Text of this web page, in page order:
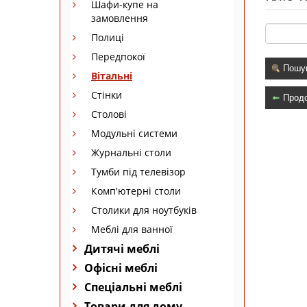
Шафи-купе на
замовлення
Полиці
Передпокої
Вітальні
Стінки
Столові
Модульні системи
Журнальні столи
Тумби під телевізор
Комп'ютерні столи
Столики для ноутбуків
Меблі для ванної
Дитячі меблі
Офісні меблі
Спеціальні меблі